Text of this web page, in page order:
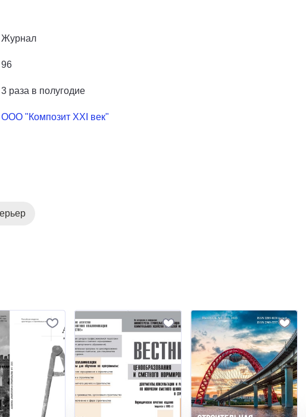
Журнал
96
3 раза в полугодие
ООО "Композит XXI век"